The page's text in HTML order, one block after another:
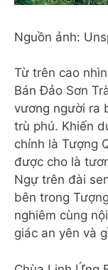
Nguồn ảnh:
Từ trên cao
Bán Đảo Sơn
vương người ra
trù phú. Khiến
chính là Tượng
được cho là
Ngự trên đài
bên trong
nghiêm cùng
giác an yên và